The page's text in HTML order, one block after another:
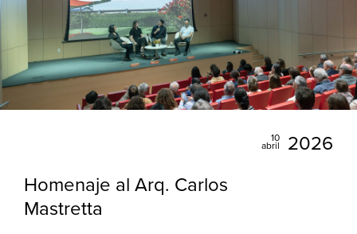
10
abril
2026
Homenaje al Arq. Carlos
Mastretta